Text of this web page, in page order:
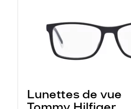
Lunettes de vue